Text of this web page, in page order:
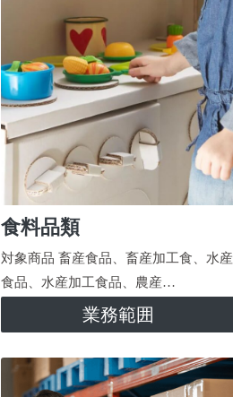
食料品類
対象商品 畜産食品、畜産加工食、水産
食品、水産加工食品、農産…
業務範囲